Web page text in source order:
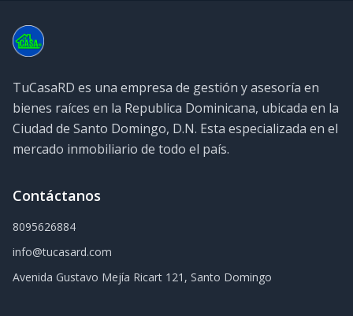
TuCasaRD es una empresa de gestión y asesoría en
bienes raíces en la Republica Dominicana, ubicada en la
Ciudad de Santo Domingo, D.N. Esta especializada en el
mercado inmobiliario de todo el país.
Contáctanos
8095626884
info@tucasard.com
Avenida Gustavo Mejía Ricart 121, Santo Domingo